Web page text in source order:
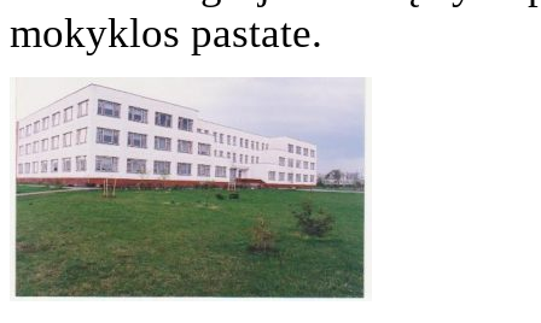
mokyklos pastate.